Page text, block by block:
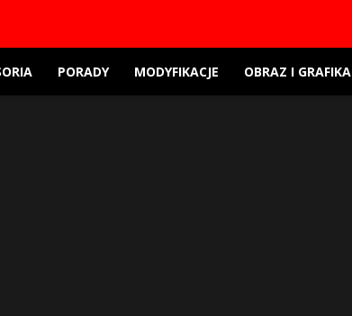
PORADY MODYFIKACJE OBRAZ I GRAFIKA